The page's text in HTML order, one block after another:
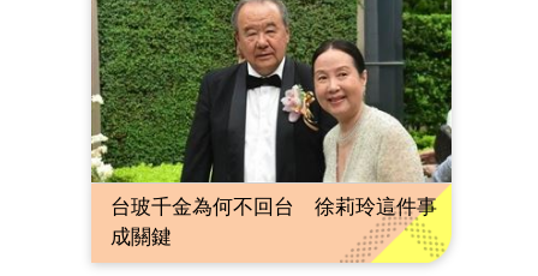
台玻千金為何不回台 徐莉玲這件事
成關鍵